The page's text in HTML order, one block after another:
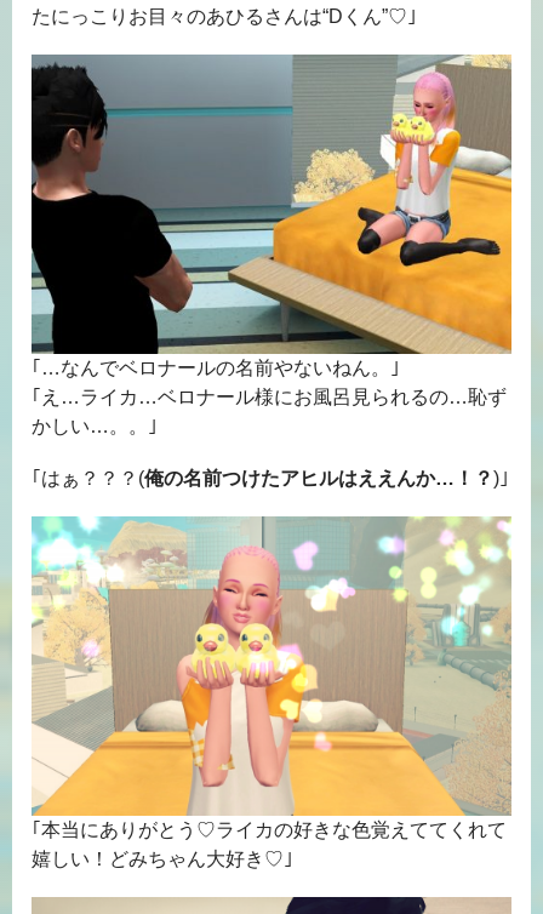
たにっこりお目々のあひるさんは“Dくん”♡｣
｢…なんでベロナールの名前やないねん。｣
｢え…ライカ…ベロナール様にお風呂見られるの…恥ず
かしい…。。｣
｢はぁ？？？(俺の名前つけたアヒルはええんか…！？)｣
｢本当にありがとう♡ライカの好きな色覚えててくれて
嬉しい！どみちゃん大好き♡｣